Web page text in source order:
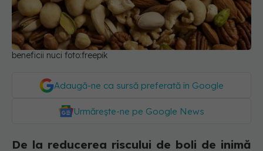
beneficii nuci foto:freepik
Adaugă-ne ca sursă preferată în Google
Urmărește-ne pe Google News
De la reducerea riscului de boli de inimă